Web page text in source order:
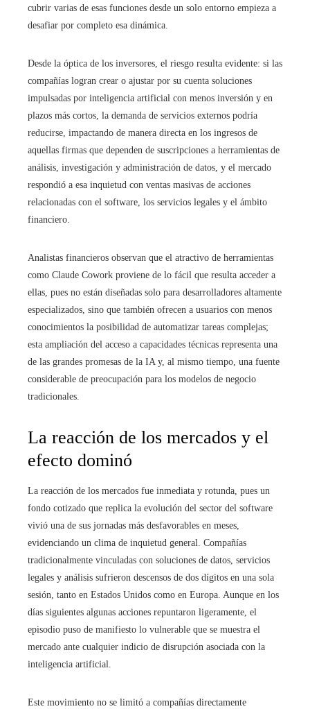
cubrir varias de esas funciones desde un solo entorno empieza a
desafiar por completo esa dinámica.
Desde la óptica de los inversores, el riesgo resulta evidente: si las
compañías logran crear o ajustar por su cuenta soluciones
impulsadas por inteligencia artificial con menos inversión y en
plazos más cortos, la demanda de servicios externos podría
reducirse, impactando de manera directa en los ingresos de
aquellas firmas que dependen de suscripciones a herramientas de
análisis, investigación y administración de datos, y el mercado
respondió a esa inquietud con ventas masivas de acciones
relacionadas con el software, los servicios legales y el ámbito
financiero.
Analistas financieros observan que el atractivo de herramientas
como Claude Cowork proviene de lo fácil que resulta acceder a
ellas, pues no están diseñadas solo para desarrolladores altamente
especializados, sino que también ofrecen a usuarios con menos
conocimientos la posibilidad de automatizar tareas complejas;
esta ampliación del acceso a capacidades técnicas representa una
de las grandes promesas de la IA y, al mismo tiempo, una fuente
considerable de preocupación para los modelos de negocio
tradicionales.
La reacción de los mercados y el
efecto dominó
La reacción de los mercados fue inmediata y rotunda, pues un
fondo cotizado que replica la evolución del sector del software
vivió una de sus jornadas más desfavorables en meses,
evidenciando un clima de inquietud general. Compañías
tradicionalmente vinculadas con soluciones de datos, servicios
legales y análisis sufrieron descensos de dos dígitos en una sola
sesión, tanto en Estados Unidos como en Europa. Aunque en los
días siguientes algunas acciones repuntaron ligeramente, el
episodio puso de manifiesto lo vulnerable que se muestra el
mercado ante cualquier indicio de disrupción asociada con la
inteligencia artificial.
Este movimiento no se limitó a compañías directamente